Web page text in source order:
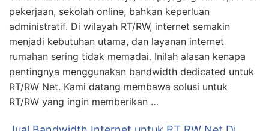
pekerjaan, sekolah online, bahkan keperluan
administratif. Di wilayah RT/RW, internet semakin
menjadi kebutuhan utama, dan layanan internet
rumahan sering tidak memadai. Inilah alasan kenapa
pentingnya menggunakan bandwidth dedicated untuk
RT/RW Net. Kami datang membawa solusi untuk
RT/RW yang ingin memberikan …